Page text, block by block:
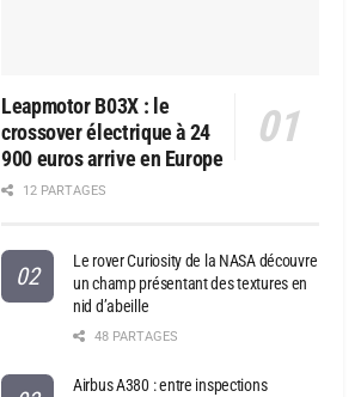
Leapmotor B03X : le
crossover électrique à 24
900 euros arrive en Europe
12 PARTAGES
Le rover Curiosity de la NASA découvre
un champ présentant des textures en
nid d’abeille
48 PARTAGES
Airbus A380 : entre inspections